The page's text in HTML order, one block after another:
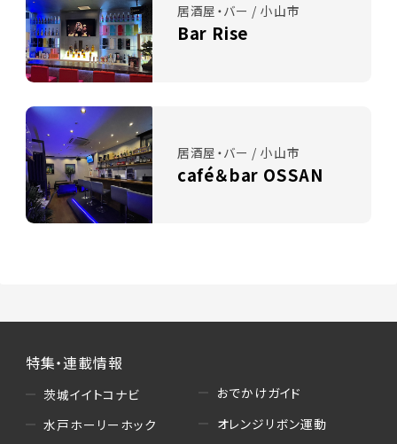
居酒屋・バー / 小山市
Bar Rise
居酒屋・バー / 小山市
café＆bar OSSAN
特集・連載情報
茨城イイトコナビ
水戸ホーリーホック
おでかけガイド
オレンジリボン運動